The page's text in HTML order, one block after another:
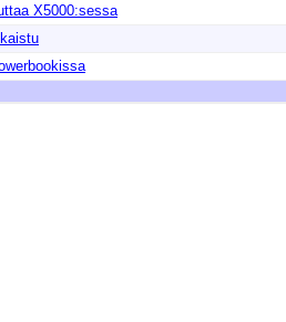
X5000:sessa